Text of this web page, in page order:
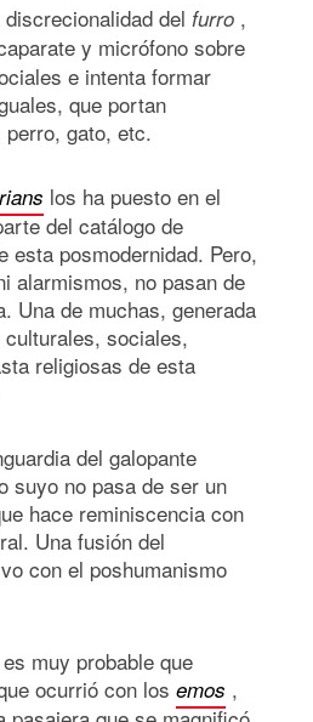
del furro ,
y micrófono sobre
e intenta formar
que portan
gato, etc.
los ha puesto en el
del catálogo de
esta posmodernidad. Pero,
alarmismos, no pasan de
Una de muchas, generada
sociales,
religiosas de esta
del galopante
suyo no pasa de ser un
hace reminiscencia con
Una fusión del
con el poshumanismo
muy probable que
ocurrió con los emos ,